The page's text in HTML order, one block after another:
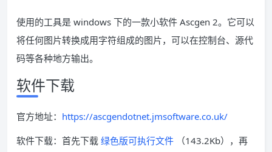
使用的工具是 windows 下的一款小软件 Ascgen 2。它可以
将任何图片转换成用字符组成的图片，可以在控制台、源代
码等各种地方输出。
软件下载
官方地址： https://ascgendotnet.jmsoftware.co.uk/
软件下载：首先下载 绿色版可执行文件
（143.2Kb），再